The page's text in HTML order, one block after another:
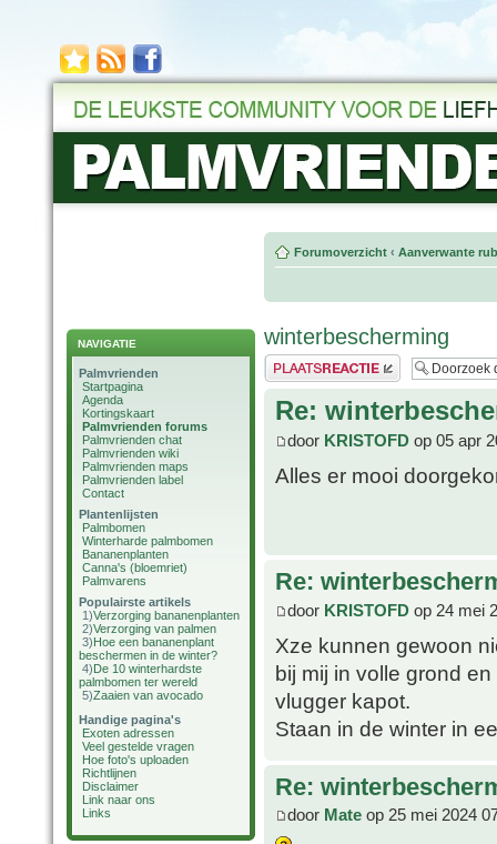
NAVIGATIE
Palmvrienden
Startpagina
Agenda
Kortingskaart
Palmvrienden forums
Palmvrienden chat
Palmvrienden wiki
Palmvrienden maps
Palmvrienden label
Contact
Plantenlijsten
Palmbomen
Winterharde palmbomen
Bananenplanten
Canna's (bloemriet)
Palmvarens
Populairste artikels
1)Verzorging bananenplanten
2)Verzorging van palmen
3)Hoe een bananenplant
beschermen in de winter?
4)De 10 winterhardste
palmbomen ter wereld
5)Zaaien van avocado
Handige pagina's
Exoten adressen
Veel gestelde vragen
Hoe foto's uploaden
Richtlijnen
Disclaimer
Link naar ons
Links
Forumoverzicht ‹ Aanverwante
winterbescherming
Plaats een reactie
Re:
door KRISTOFD op 05 apr
Alles er mooi
Re:
door KRISTOFD op 24 mei
Xze kunnen gewoon
bij mij in volle grond
vlugger kapot.
Staan in de winter in
Re:
door Mate op 25 mei 2024